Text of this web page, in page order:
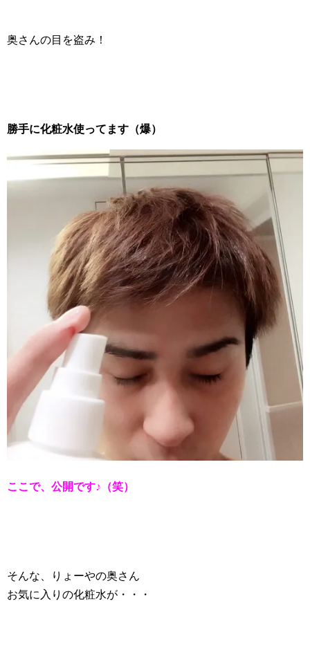
奥さんの目を盗み！
勝手に化粧水使ってます（爆）
ここで、公開です♪（笑）
そんな、りょーやの奥さん
お気に入りの化粧水が・・・